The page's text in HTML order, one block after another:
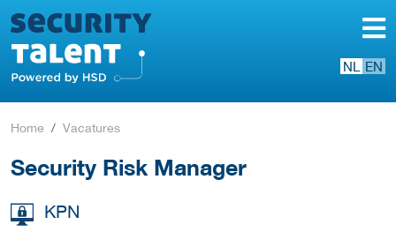
NL EN
Home Vacatures
Security Risk Manager
KPN